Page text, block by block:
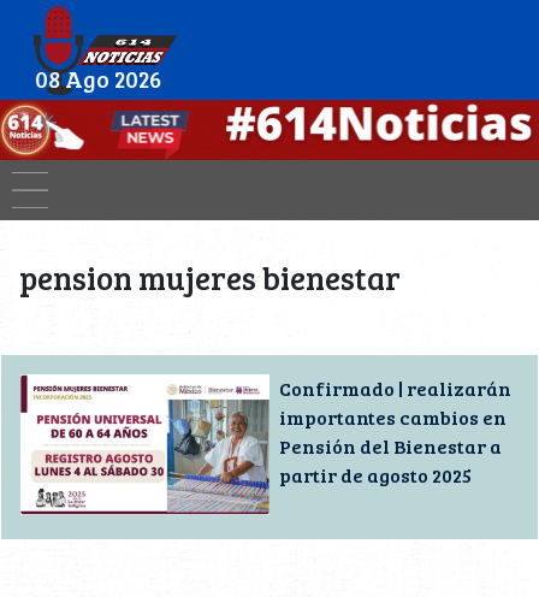
08 Ago 2026
pension mujeres bienestar
Confirmado | realizarán
importantes cambios en
Pensión del Bienestar a
partir de agosto 2025